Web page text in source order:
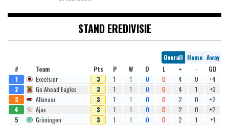
STAND EREDIVISIE
Overall Home Away
#
Team Pts P W D L + -
GD
1
Excelsior 3 1 1 0 0 4 0
+4
2
Go Ahead Eagles 3 1 1 0 0 4 1
+3
3
Alkmaar 3 1 1 0 0 2 0
+2
4
Ajax 3 1 1 0 0 2 0
+2
5
Gröningen 3 1 1 0 0 2 1
+1